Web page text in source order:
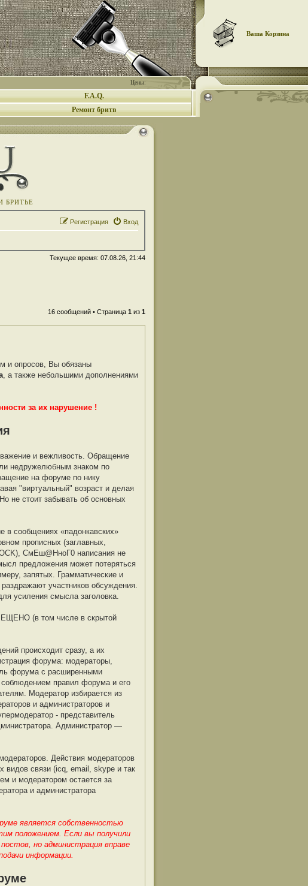
Цены:
Ваша Корзина
F.A.Q.
Ремонт бритв
БРИТЬЕ
Вход
Регистрация
Текущее время: 07.08.26, 21:44
16 сообщений • Страница 1 из 1
и опросов, Вы обязаны
, а также небольшими дополнениями
за их нарушение !
и вежливость. Обращение
недружелюбным знаком по
на форуме по нику
"виртуальный" возраст и делая
не стоит забывать об основных
в сообщениях «падонкавских»
прописных (заглавных,
СмЕш@НноГ0 написания не
предложения может потеряться
запятых. Грамматические и
участников обсуждения.
усиления смысла заголовка.
(в том числе в скрытой
происходит сразу, а их
форума: модераторы,
форума с расширенными
правил форума и его
Модератор избирается из
и администраторов и
- представитель
Администратор —
Действия модераторов
видов связи (icq, email, skype и так
и модератором остается за
и администратора
является собственностью
положением. Если вы получили
но администрация вправе
информации.